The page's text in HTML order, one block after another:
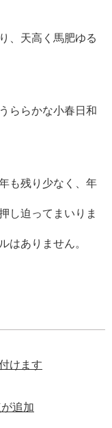
、天高く馬肥ゆる
ららかな小春日和
も残り少なく、年
し迫ってまいりま
はありません。
けます
追加